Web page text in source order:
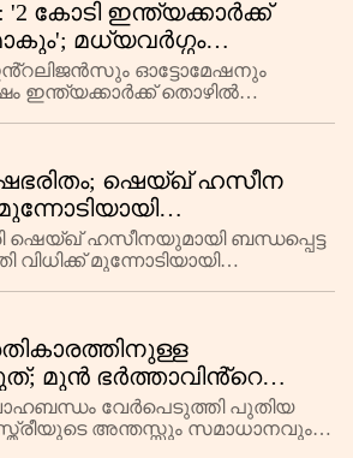
കോടി ഇന്ത്യക്കാർക്ക്
മധ്യവർഗ്ഗം
ഓട്ടോമേഷനും
ഇന്ത്യക്കാർക്ക് തൊഴിൽ
മധ്യവ
ഷെയ്ഖ് ഹസീന
അക്രമികളെ
ഉത്തരവ്
ഷെയ്ഖ് ഹസീനയുമായി ബന്ധപ്പെട്ട
മുന്നോടിയായി
പോലീസ് ഉത്തരവിട്ടു.
മുൻ ഭർത്താവിൻ്റെ
ഹർജി തള്ളി
വേർപെടുത്തി പുതിയ
സ്ത്രീയുടെ അന്തസ്സും സമാധാനവും